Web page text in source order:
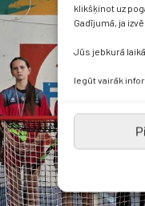
klikšķinot uz
Gadījumā, ja
Jūs jebkurā
Iegūt vairāk